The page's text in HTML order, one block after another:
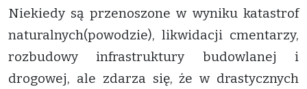
Niekiedy są przenoszone w wyniku katastrof
naturalnych(powodzie), likwidacji cmentarzy,
rozbudowy infrastruktury budowlanej i
drogowej, ale zdarza się, że w drastycznych